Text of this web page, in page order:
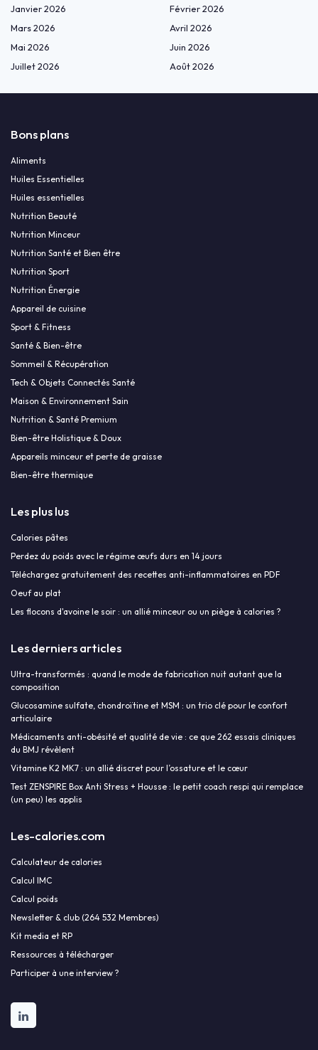
Janvier 2026
Février 2026
Mars 2026
Avril 2026
Mai 2026
Juin 2026
Juillet 2026
Août 2026
Bons plans
Aliments
Huiles Essentielles
Huiles essentielles
Nutrition Beauté
Nutrition Minceur
Nutrition Santé et Bien être
Nutrition Sport
Nutrition Énergie
Appareil de cuisine
Sport & Fitness
Santé & Bien-être
Sommeil & Récupération
Tech & Objets Connectés Santé
Maison & Environnement Sain
Nutrition & Santé Premium
Bien-être Holistique & Doux
Appareils minceur et perte de graisse
Bien-être thermique
Les plus lus
Calories pâtes
Perdez du poids avec le régime œufs durs en 14 jours
Téléchargez gratuitement des recettes anti-inflammatoires en PDF
Oeuf au plat
Les flocons d'avoine le soir : un allié minceur ou un piège à calories ?
Les derniers articles
Ultra-transformés : quand le mode de fabrication nuit autant que la
composition
Glucosamine sulfate, chondroïtine et MSM : un trio clé pour le confort
articulaire
Médicaments anti-obésité et qualité de vie : ce que 262 essais cliniques
du BMJ révèlent
Vitamine K2 MK7 : un allié discret pour l’ossature et le cœur
Test ZENSPIRE Box Anti Stress + Housse : le petit coach respi qui remplace
(un peu) les applis
Les-calories.com
Calculateur de calories
Calcul IMC
Calcul poids
Newsletter & club (264 532 Membres)
Kit media et RP
Ressources à télécharger
Participer à une interview ?